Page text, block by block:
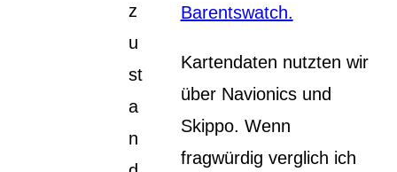
z
u
st
a
n
Barentswatch.
Kartendaten nutzten wir
über Navionics und
Skippo. Wenn
fragwürdig verglich ich